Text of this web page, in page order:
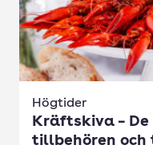
Högtider
Kräftskiva –
tillbehören och